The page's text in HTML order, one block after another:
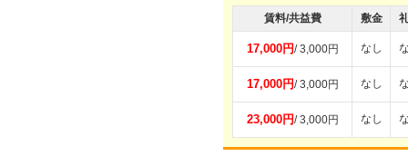
賃料/共益費 敷金
17,000円/ 3,000円 なし
17,000円/ 3,000円 なし
23,000円/ 3,000円 なし